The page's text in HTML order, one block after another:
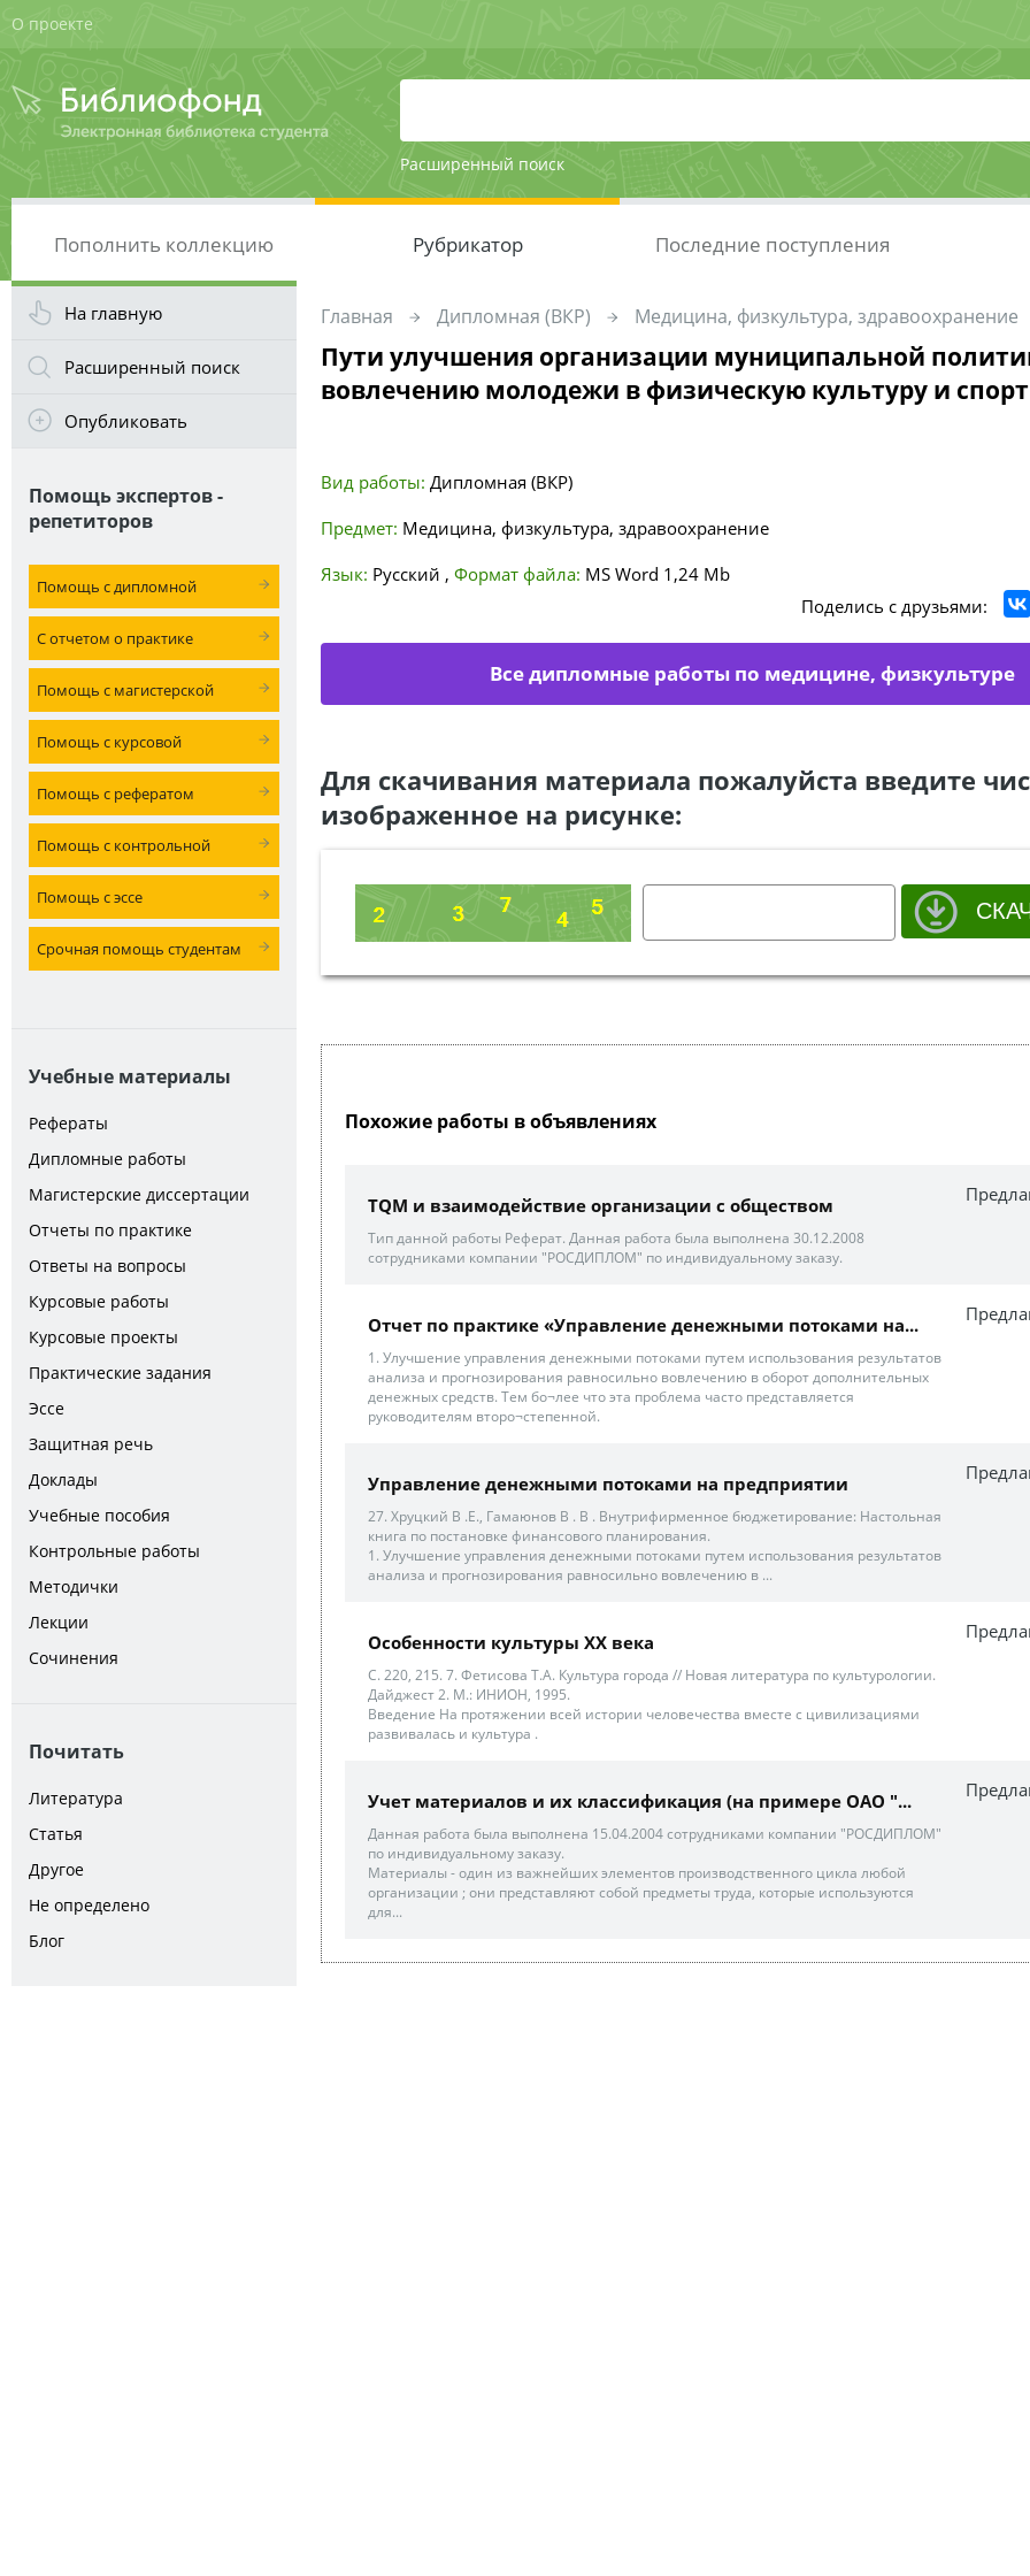
О проекте
Расширенный поиск
Пополнить коллекцию Рубрикатор Последние поступления
На главную
Расширенный поиск
Опубликовать
Помощь экспертов -
репетиторов
Помощь с дипломной
С отчетом о практике
Помощь с магистерской
Помощь с курсовой
Помощь с рефератом
Помощь с контрольной
Помощь с эссе
Срочная помощь студентам
Учебные материалы
Рефераты
Дипломные работы
Магистерские диссертации
Отчеты по практике
Ответы на вопросы
Курсовые работы
Курсовые проекты
Практические задания
Эссе
Защитная речь
Доклады
Учебные пособия
Контрольные работы
Методички
Лекции
Сочинения
Почитать
Литература
Статья
Другое
Не определено
Блог
Главная Дипломная (ВКР) Медицина, физкультура, здравоохранение
Пути улучшения организации муниципальной
вовлечению молодежи в физическую культуру и спорт
Вид работы: Дипломная (ВКР)
Предмет: Медицина, физкультура, здравоохранение
Язык: Русский , Формат файла: MS Word 1,24 Mb
Поделись с друзьями:
Все дипломные работы по медицине, физкультуре
Для скачивания материала пожалуйста введите
изображенное на рисунке:
Похожие работы в объявлениях
TQM и взаимодействие организации с обществом
Тип данной работы Реферат. Данная работа была выполнена 30.12.2008
сотрудниками компании "РОСДИПЛОМ" по индивидуальному заказу.
Отчет по практике «Управление денежными потоками на...
1. Улучшение управления денежными потоками путем использования результатов
анализа и прогнозирования равносильно вовлечению в оборот дополнительных
денежных средств. Тем бо¬лее что эта проблема часто представляется
руководителям второ¬степенной.
Управление денежными потоками на предприятии
27. Хруцкий В .Е., Гамаюнов В . В . Внутрифирменное бюджетирование: Настольная
книга по постановке финансового планирования.
1. Улучшение управления денежными потоками путем использования результатов
анализа и прогнозирования равносильно вовлечению в ...
Особенности культуры XX века
С. 220, 215. 7. Фетисова Т.А. Культура города // Новая литература по культурологии.
Дайджест 2. М.: ИНИОН, 1995.
Введение На протяжении всей истории человечества вместе с цивилизациями
развивалась и культура .
Учет материалов и их классификация (на примере ОАО "...
Данная работа была выполнена 15.04.2004 сотрудниками компании "РОСДИПЛОМ"
по индивидуальному заказу.
Материалы - один из важнейших элементов производственного цикла любой
организации ; они представляют собой предметы труда, которые используются
для...